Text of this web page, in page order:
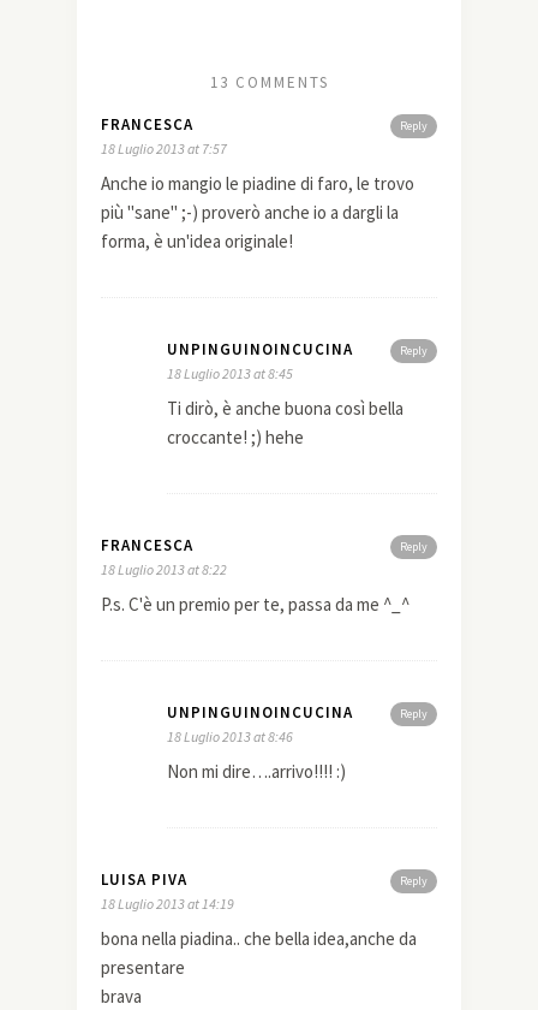
13 COMMENTS
Reply
FRANCESCA
18 Luglio 2013 at 7:57
Anche io mangio le piadine di faro, le trovo
più "sane" ;-) proverò anche io a dargli la
forma, è un'idea originale!
Reply
UNPINGUINOINCUCINA
18 Luglio 2013 at 8:45
Ti dirò, è anche buona così bella
croccante! ;) hehe
Reply
FRANCESCA
18 Luglio 2013 at 8:22
P.s. C'è un premio per te, passa da me ^_^
Reply
UNPINGUINOINCUCINA
18 Luglio 2013 at 8:46
Non mi dire….arrivo!!!! :)
Reply
LUISA PIVA
18 Luglio 2013 at 14:19
bona nella piadina.. che bella idea,anche da
presentare
brava